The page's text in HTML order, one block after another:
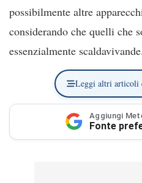
possibilmente altre
considerando che quelli che
essenzialmente scaldavivande.
Leggi altri articoli
Aggiungi
Fonte